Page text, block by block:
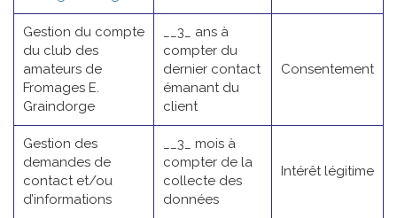
Gestion du compte
du club des
amateurs de
Fromages E.
Graindorge
__3_ ans à
compter du
dernier contact
émanant du
client
Consentement
Gestion des
demandes de
contact et/ou
d’informations
__3_ mois à
compter de la
collecte des
données
Intérêt légitime